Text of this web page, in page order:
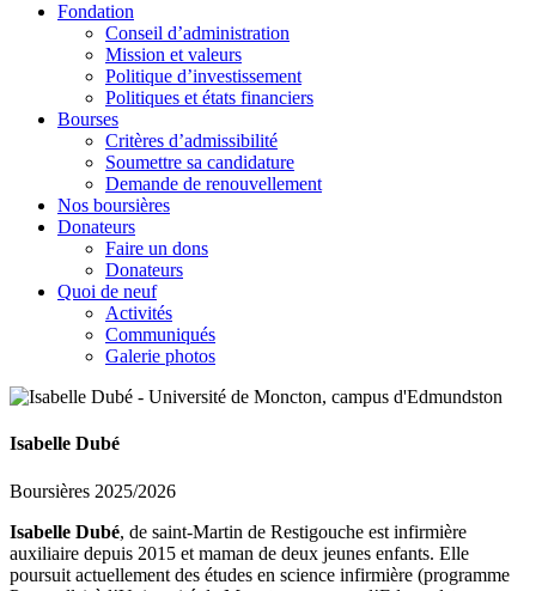
Fondation
Conseil d’administration
Mission et valeurs
Politique d’investissement
Politiques et états financiers
Bourses
Critères d’admissibilité
Soumettre sa candidature
Demande de renouvellement
Nos boursières
Donateurs
Faire un dons
Donateurs
Quoi de neuf
Activités
Communiqués
Galerie photos
Isabelle Dubé
Boursières 2025/2026
Isabelle Dubé, de saint-Martin de Restigouche est infirmière
auxiliaire depuis 2015 et maman de deux jeunes enfants. Elle
poursuit actuellement des études en science infirmière (programme